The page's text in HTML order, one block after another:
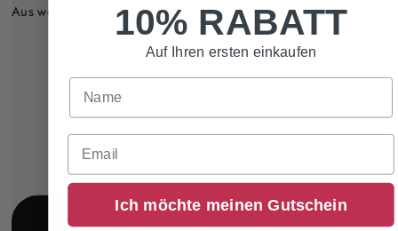
Aus welchen Materialien bestehen die Stirnbänder? 🧵
10% RABATT
Auf Ihren ersten einkaufen
Email
Ich möchte meinen Gutschein